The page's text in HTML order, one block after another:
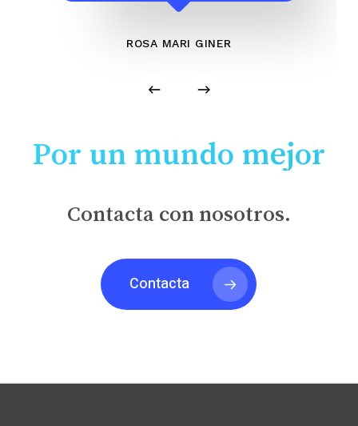
ROSA MARI GINER
Por un mundo mejor
Contacta con nosotros.
Contacta